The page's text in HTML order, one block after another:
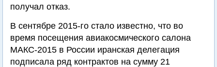
получал отказ.
В сентябре 2015-го стало известно, что во
время посещения авиакосмического салона
МАКС-2015 в России иранская делегация
подписала ряд контрактов на сумму 21